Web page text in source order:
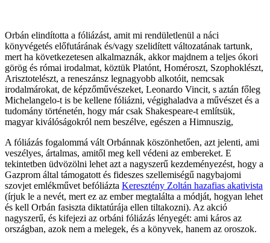
Orbán elindította a fóliázást, amit mi rendületlenül a náci
könyvégetés előfutárának és/vagy szelidített változatának tartunk,
mert ha következetesen alkalmaznák, akkor majdnem a teljes ókori
görög és római irodalmat, köztük Platónt, Homéroszt, Szophoklészt,
Arisztotelészt, a reneszánsz legnagyobb alkotóit, nemcsak
irodalmárokat, de képzőművészeket, Leonardo Vincit, s aztán főleg
Michelangelo-t is be kellene fóliázni, végighaladva a művészet és a
tudomány történetén, hogy már csak Shakespeare-t említsük,
magyar kiválóságokról nem beszélve, egészen a Himnuszig,
A fóliázás fogalommá vált Orbánnak köszönhetően, azt jelenti, ami
veszélyes, ártalmas, amitől meg kell védeni az embereket. E
tekintetben üdvözölni lehet azt a nagyszerű kezdeményezést, hogy a
Gazprom által támogatott és fideszes szellemiségű nagybajomi
szovjet emlékművet befóliázta Keresztény Zoltán hazafias akativista
(írjuk le a nevét, mert ez az ember megtalálta a módját, hogyan lehet
és kell Orbán fasiszta diktatúrája ellen tiltakozni). Az akció
nagyszerű, és kifejezi az orbáni fóliázás lényegét: ami káros az
országban, azok nem a melegek, és a könyvek, hanem az oroszok.